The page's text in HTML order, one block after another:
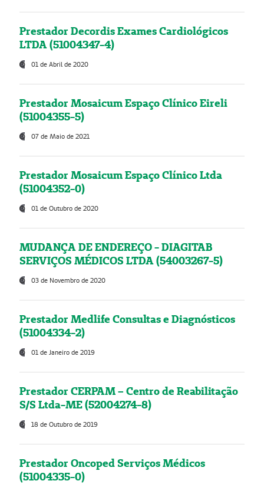
Prestador Decordis Exames Cardiológicos
LTDA (51004347-4)
01 de Abril de 2020
Prestador Mosaicum Espaço Clínico Eireli
(51004355-5)
07 de Maio de 2021
Prestador Mosaicum Espaço Clínico Ltda
(51004352-0)
01 de Outubro de 2020
MUDANÇA DE ENDEREÇO - DIAGITAB
SERVIÇOS MÉDICOS LTDA (54003267-5)
03 de Novembro de 2020
Prestador Medlife Consultas e Diagnósticos
(51004334-2)
01 de Janeiro de 2019
Prestador CERPAM – Centro de Reabilitação
S/S Ltda-ME (52004274-8)
18 de Outubro de 2019
Prestador Oncoped Serviços Médicos
(51004335-0)